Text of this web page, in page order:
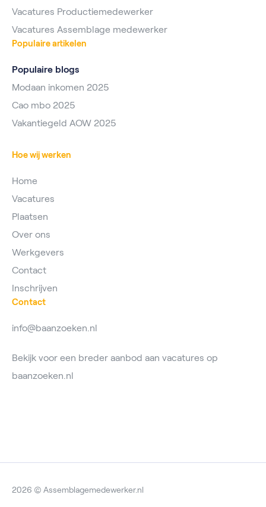
Vacatures Productiemedewerker
Vacatures Assemblage medewerker
Populaire artikelen
Populaire blogs
Modaan inkomen 2025
Cao mbo 2025
Vakantiegeld AOW 2025
Hoe wij werken
Home
Vacatures
Plaatsen
Over ons
Werkgevers
Contact
Inschrijven
Contact
info@baanzoeken.nl
Bekijk voor een breder aanbod aan vacatures op
baanzoeken.nl
2026 © Assemblagemedewerker.nl